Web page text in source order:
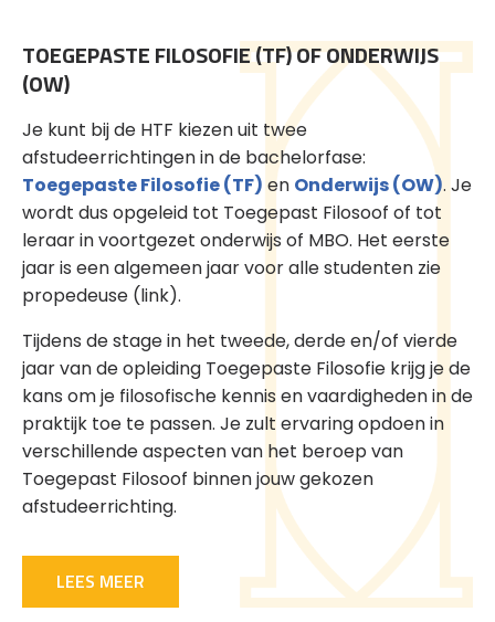
TOEGEPASTE FILOSOFIE (TF) OF ONDERWIJS
(OW)
Je kunt bij de HTF kiezen uit twee
afstudeerrichtingen in de bachelorfase:
Toegepaste Filosofie (TF) en Onderwijs (OW). Je
wordt dus opgeleid tot Toegepast Filosoof of tot
leraar in voortgezet onderwijs of MBO. Het eerste
jaar is een algemeen jaar voor alle studenten zie
propedeuse (link).
Tijdens de stage in het tweede, derde en/of vierde
jaar van de opleiding Toegepaste Filosofie krijg je de
kans om je filosofische kennis en vaardigheden in de
praktijk toe te passen. Je zult ervaring opdoen in
verschillende aspecten van het beroep van
Toegepast Filosoof binnen jouw gekozen
afstudeerrichting.
LEES MEER